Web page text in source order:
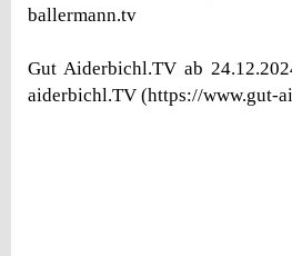
ballermann.tv
Gut Aiderbichl.TV ab
aiderbichl.TV (https://www.gut-